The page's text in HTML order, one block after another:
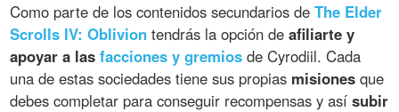
Como parte de los contenidos secundarios deThe Elder
Scrolls IV: Oblivion tendrás la opción deafiliarte y
apoyar a lasfacciones y gremios de Cyrodiil. Cada
una de estas sociedades tiene sus propias misiones que
debes completar para conseguir recompensas y asísubir